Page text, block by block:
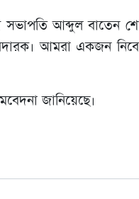
সভাপতি আব্দুল
আমরা একজন
জানিয়েছে।